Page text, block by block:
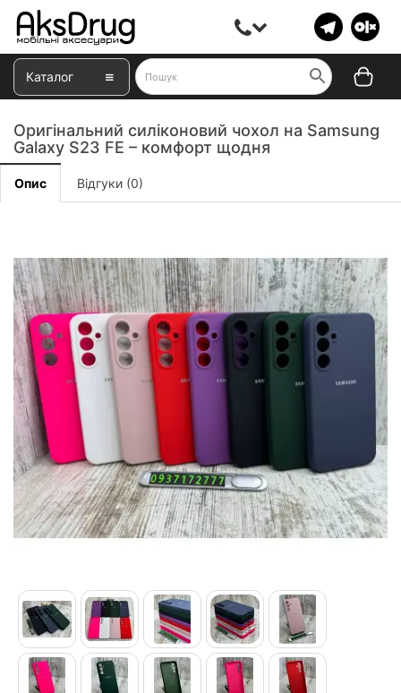
Каталог
Оригінальний силіконовий чохол на Samsung
Galaxy S23 FE – комфорт щодня
Опис Відгуки (0)